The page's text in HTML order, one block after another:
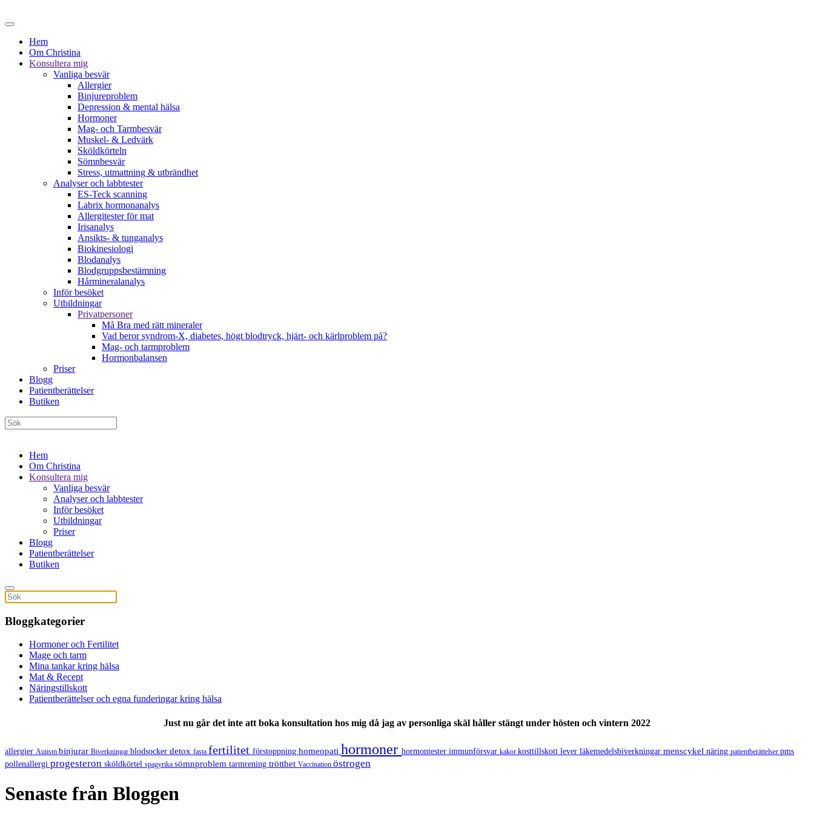
Hem
Om Christina
Konsultera mig
Vanliga besvär
Allergier
Binjureproblem
Depression & mental hälsa
Hormoner
Mag- och Tarmbesvär
Muskel- & Ledvärk
Sköldkörteln
Sömnbesvär
Stress, utmattning & utbrändhet
Analyser och labbtester
ES-Teck scanning
Labrix hormonanalys
Allergitester för mat
Irisanalys
Ansikts- & tunganalys
Biokinesiologi
Blodanalys
Blodgruppsbestämning
Hårmineralanalys
Inför besöket
Utbildningar
Privatpersoner
Må Bra med rätt mineraler
Vad beror syndrom-X, diabetes, högt blodtryck, hjärt- och kärlproblem på?
Mag- och tarmproblem
Hormonbalansen
Priser
Blogg
Patientberättelser
Butiken
Hem
Om Christina
Konsultera mig
Vanliga besvär
Analyser och labbtester
Inför besöket
Utbildningar
Priser
Blogg
Patientberättelser
Butiken
Bloggkategorier
Hormoner och Fertilitet
Mage och tarm
Mina tankar kring hälsa
Mat & Recept
Näringstillskott
Patientberättelser och egna funderingar kring hälsa
Just nu går det inte att boka konsultation hos mig då jag av personliga skäl håller stängt under hösten och vintern 2022
allergier Autism binjurar Biverkningar blodsocker detox fasta fertilitet förstoppning homeopati hormoner hormontester immunförsvar kakor kosttillskott lever läkemedelsbiverkningar menscykel näring patientberättelser pms
pollenallergi progesteron sköldkörtel spagyrika sömnproblem tarmrening trötthet Vaccination östrogen
Senaste från Bloggen